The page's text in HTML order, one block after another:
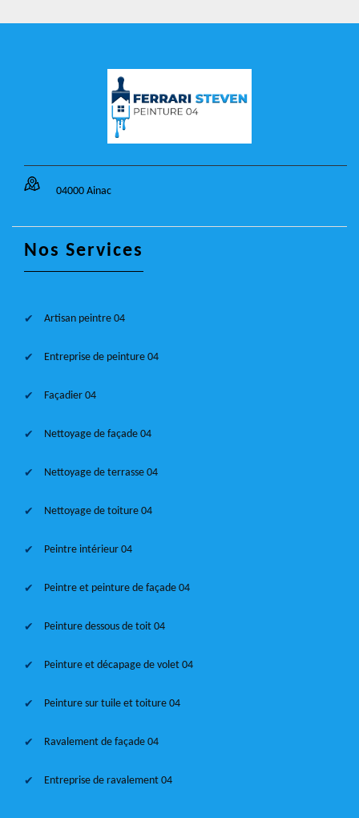
04000 Ainac
Nos Services
Artisan peintre 04
Entreprise de peinture 04
Façadier 04
Nettoyage de façade 04
Nettoyage de terrasse 04
Nettoyage de toiture 04
Peintre intérieur 04
Peintre et peinture de façade 04
Peinture dessous de toit 04
Peinture et décapage de volet 04
Peinture sur tuile et toiture 04
Ravalement de façade 04
Entreprise de ravalement 04